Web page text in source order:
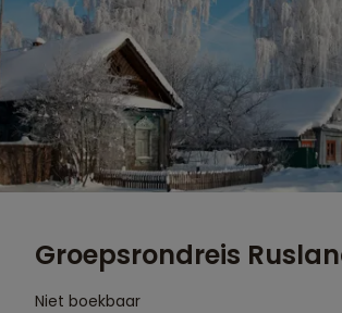
Groepsrondreis
Niet boekbaar